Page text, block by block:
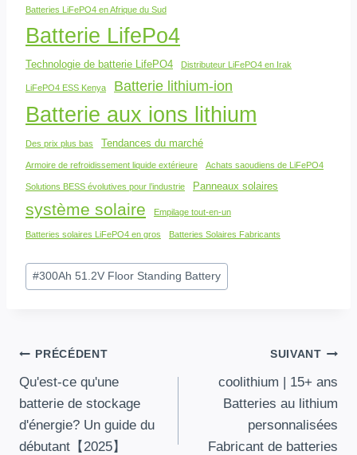
Batteries LiFePO4 en Afrique du Sud
Batterie LifePo4
Technologie de batterie LifePO4 Distributeur LiFePO4 en Irak
LiFePO4 ESS Kenya Batterie lithium-ion
Batterie aux ions lithium
Des prix plus bas Tendances du marché
Armoire de refroidissement liquide extérieure Achats saoudiens de LiFePO4
Solutions BESS évolutives pour l’industrie Panneaux solaires
système solaire Empilage tout-en-un
Batteries solaires LiFePO4 en gros Batteries Solaires Fabricants
Balises
de
#300Ah 51.2V Floor Standing Battery
Navigation
Des
Articles
PRÉCÉDENT
Qu'est-ce qu'une
batterie de stockage
d'énergie? Un guide du
débutant【2025】
SUIVANT
coolithium | 15+ ans
Batteries au lithium
personnalisées
Fabricant de batteries